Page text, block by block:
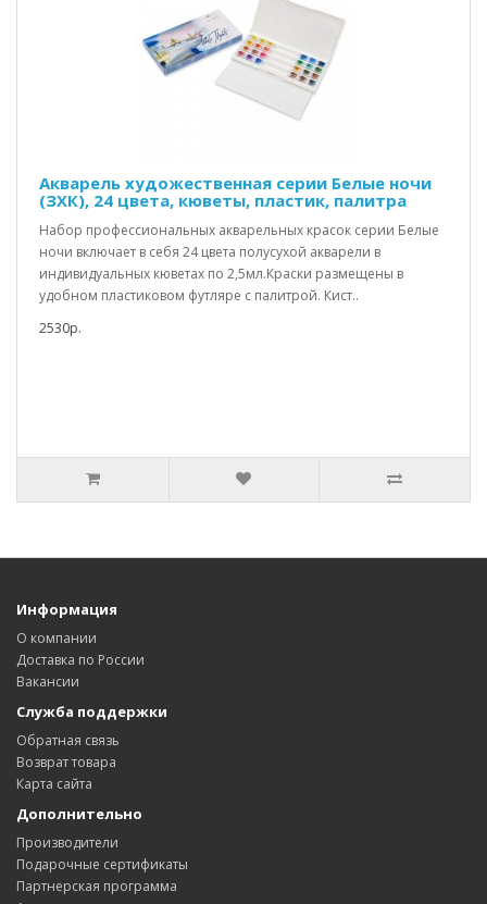
Акварель художественная серии Белые ночи
(ЗХК), 24 цвета, кюветы, пластик, палитра
Набор профессиональных акварельных красок серии Белые
ночи включает в себя 24 цвета полусухой акварели в
индивидуальных кюветах по 2,5мл.Краски размещены в
удобном пластиковом футляре с палитрой. Кист..
2530р.
Информация
О компании
Доставка по России
Вакансии
Служба поддержки
Обратная связь
Возврат товара
Карта сайта
Дополнительно
Производители
Подарочные сертификаты
Партнерская программа